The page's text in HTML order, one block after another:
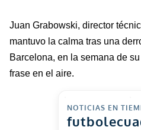
Juan Grabowski, director
mantuvo la calma tras una
Barcelona, en la semana de
frase en el aire.
NOTICIAS EN